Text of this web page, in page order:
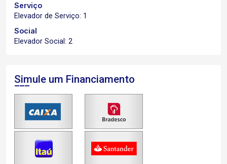
Serviço
Elevador de Serviço: 1
Social
Elevador Social: 2
Simule um Financiamento